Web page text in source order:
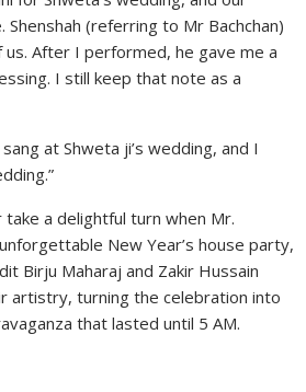
(referring to Mr Bachchan)
After I performed, he gave me a
I still keep that note as a
sang at Shweta ji’s wedding, and I
a delightful turn when Mr.
New Year’s house party,
Birju Maharaj and Zakir Hussain
artistry, turning the celebration into
that lasted until 5 AM.